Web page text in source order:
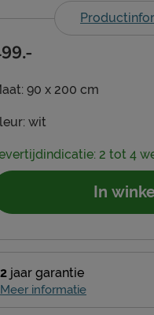
90 x 200 cm
wit
2 tot 4
In
2 jaar garantie
Meer informatie